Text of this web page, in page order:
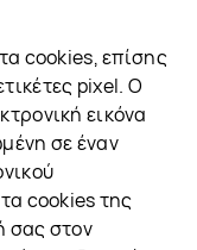
cookies, επίσης
pixel. Ο
εικόνα
σε έναν
cookies της
σας στον